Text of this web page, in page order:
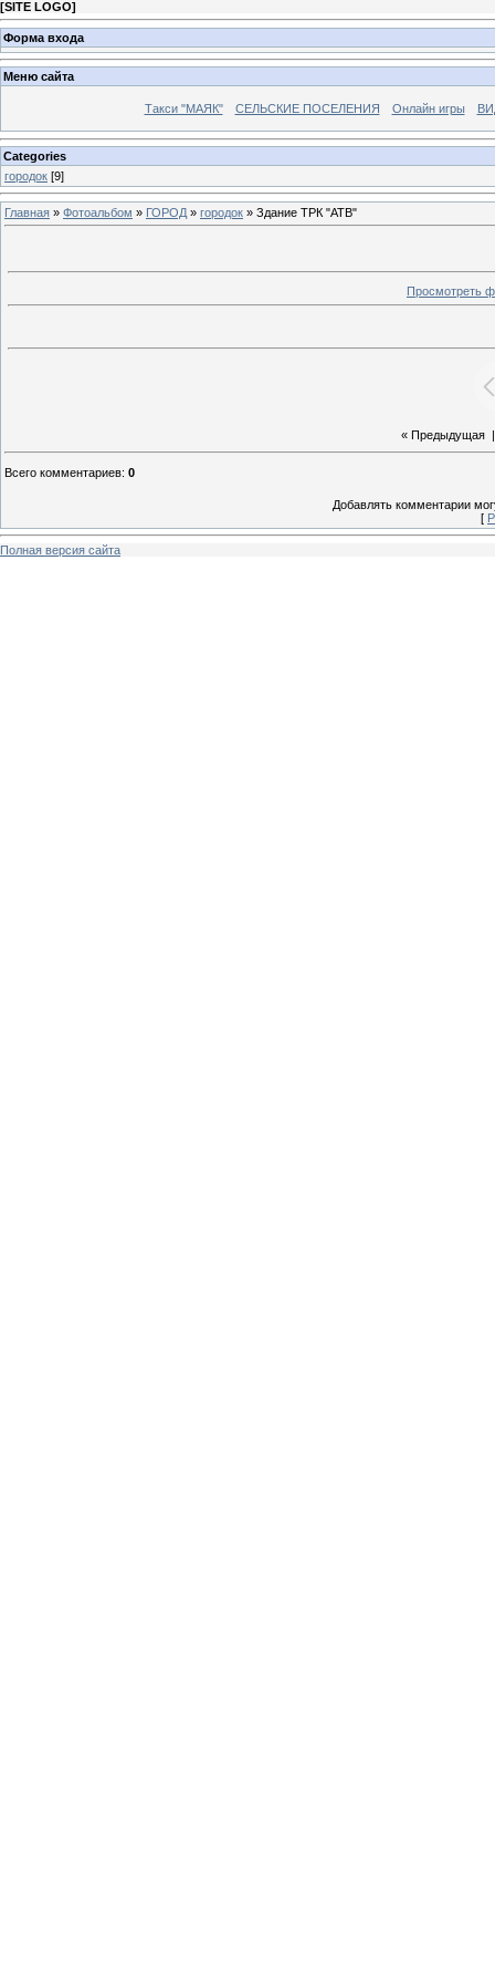
[SITE LOGO]
Форма входа
Меню сайта
Такси "МАЯК" СЕЛЬСКИЕ ПОСЕЛЕНИЯ Онлайн игры
Categories
городок [9]
Главная » Фотоальбом » ГОРОД » городок » Здание ТРК "АТВ"
Просмотреть
« Предыдущая
Всего комментариев: 0
Добавлять комментарии
[
Полная версия сайта